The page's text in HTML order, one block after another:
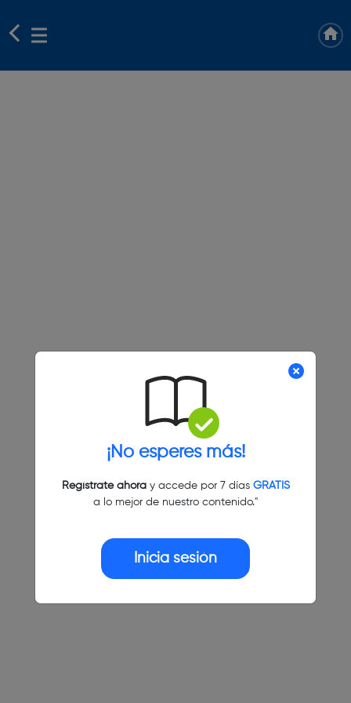
¡No esperes más!
Regístrate ahoray accede por 7 días GRATIS
a lo mejor de nuestro contenido."
Inicia sesión